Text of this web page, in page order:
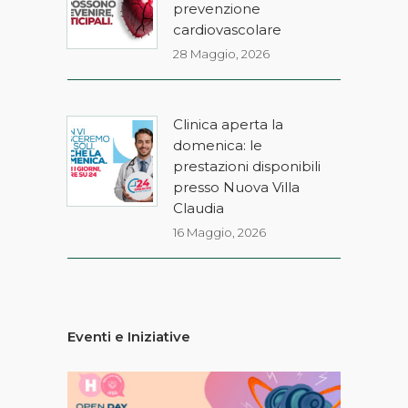
prevenzione
cardiovascolare
28 Maggio, 2026
Clinica aperta la
domenica: le
prestazioni disponibili
presso Nuova Villa
Claudia
16 Maggio, 2026
Eventi e Iniziative